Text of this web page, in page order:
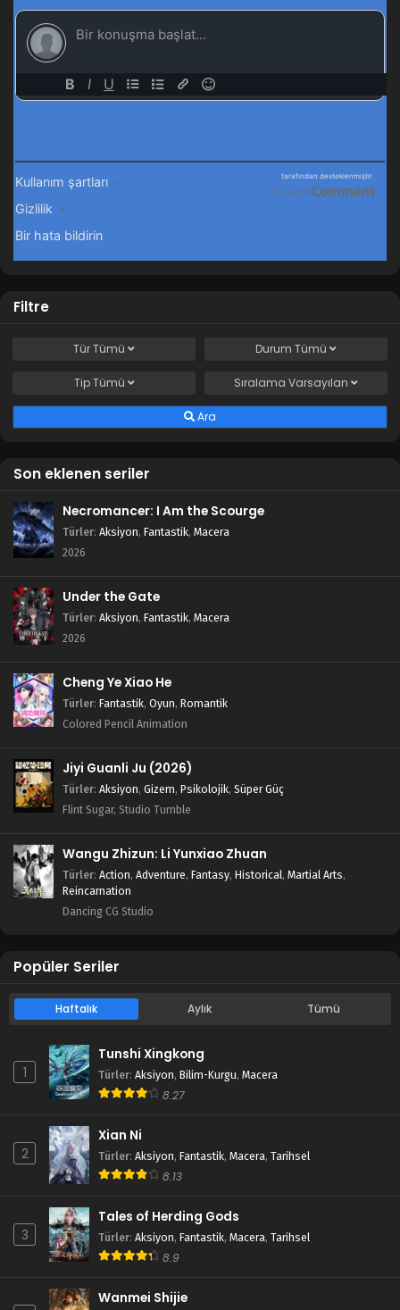
Filtre
TürTümü Durum Tümü
TipTümü Sıralama Varsayılan
Ara
Son eklenen seriler
Necromancer: I Am the Scourge
Türler: Aksiyon, Fantastik, Macera
2026
Under the Gate
Türler: Aksiyon, Fantastik, Macera
2026
Cheng Ye Xiao He
Türler: Fantastik, Oyun, Romantik
Colored Pencil Animation
Jiyi Guanli Ju (2026)
Türler: Aksiyon, Gizem, Psikolojik, Süper Güç
Flint Sugar, Studio Tumble
Wangu Zhizun: Li Yunxiao Zhuan
Türler: Action, Adventure, Fantasy, Historical, Martial Arts,
Reincarnation
Dancing CG Studio
Popüler Seriler
Haftalık Aylık Tümü
1
Tunshi Xingkong
Türler: Aksiyon, Bilim-Kurgu, Macera
8.27
2
Xian Ni
Türler: Aksiyon, Fantastik, Macera, Tarihsel
8.13
3
Tales of Herding Gods
Türler: Aksiyon, Fantastik, Macera, Tarihsel
8.9
Wanmei Shijie